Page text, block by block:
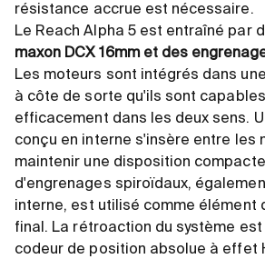
résistance accrue est nécessaire.
Le Reach Alpha 5 est entraîné par
maxon DCX 16mm et des
Les moteurs sont intégrés dans
à côte de sorte qu'ils sont
efficacement dans les deux sens.
conçu en interne s'insère entre les
maintenir une disposition
d'engrenages spiroïdaux,
interne, est utilisé comme élément
final. La rétroaction du système est
codeur de position absolue à effet